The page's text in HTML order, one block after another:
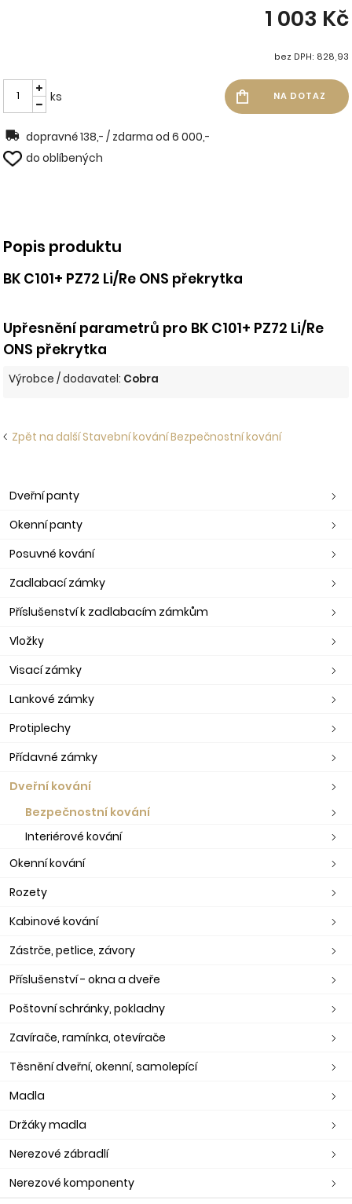
1 003 Kč
bez DPH: 828,93
ks
dopravné 138,- / zdarma od 6 000,-
do oblíbených
Popis produktu
BK C101+ PZ72 Li/Re ONS překrytka
Upřesnění parametrů pro BK C101+ PZ72 Li/Re
ONS překrytka
Výrobce / dodavatel: Cobra
Zpět na další Stavební kování Bezpečnostní kování
Dveřní panty
Okenní panty
Posuvné kování
Zadlabací zámky
Příslušenství k zadlabacím zámkům
Vložky
Visací zámky
Lankové zámky
Protiplechy
Přídavné zámky
Dveřní kování
Bezpečnostní kování
Interiérové kování
Okenní kování
Rozety
Kabinové kování
Zástrče, petlice, závory
Příslušenství - okna a dveře
Poštovní schránky, pokladny
Zavírače, ramínka, otevírače
Těsnění dveřní, okenní, samolepící
Madla
Držáky madla
Nerezové zábradlí
Nerezové komponenty